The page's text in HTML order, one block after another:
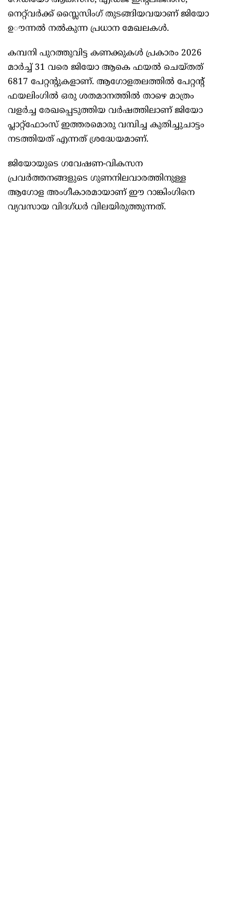
നെറ്റ്‌വർക്ക് സ്ലൈസിംഗ് തുടങ്ങിയവയാണ് ജിയോ
ഉൗന്നൽ നൽകുന്ന പ്രധാന മേഖലകൾ.
കമ്പനി പുറത്തുവിട്ട കണക്കുകൾ പ്രകാരം 2026
മാർച്ച് 31 വരെ ജിയോ ആകെ ഫയൽ ചെയ്തത്
6817 പേറ്റന്‍റുകളാണ്. ആഗോളതലത്തിൽ പേറ്റന്‍റ്
ഫയലിംഗിൽ ഒരു ശതമാനത്തിൽ താഴെ മാത്രം
വളർച്ച രേഖപ്പെടുത്തിയ വർഷത്തിലാണ് ജിയോ
പ്ലാറ്റ്ഫോംസ് ഇത്തരമൊരു വമ്പിച്ച കുതിച്ചുചാട്ടം
നടത്തിയത് എന്നത് ശ്രദ്ധേയമാണ്.
ജിയോയുടെ ഗവേഷണ-വികസന
പ്രവർത്തനങ്ങളുടെ ഗുണനിലവാരത്തിനുള്ള
ആഗോള അംഗീകാരമായാണ് ഈ റാങ്കിംഗിനെ
വ്യവസായ വിദഗ്ധർ വിലയിരുത്തുന്നത്.